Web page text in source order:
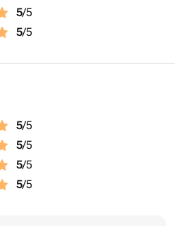
5/5
5/5
5/5
5/5
5/5
5/5